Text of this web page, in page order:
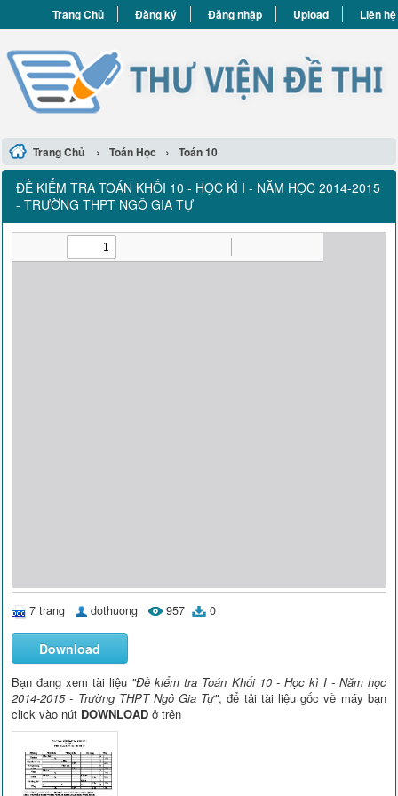
Trang Chủ Đăng ký Đăng nhập Upload Liên hệ
Trang Chủ › Toán Học › Toán 10
ĐỀ KIỂM TRA TOÁN KHỐI 10 - HỌC KÌ I - NĂM HỌC 2014-2015
- TRƯỜNG THPT NGÔ GIA TỰ
7 trang dothuong 957 0
Download
Bạn đang xem tài liệu "Đề kiểm tra Toán Khối 10 - Học kì I - Năm học
2014-2015 - Trường THPT Ngô Gia Tự", để tải tài liệu gốc về máy bạn
click vào nút DOWNLOAD ở trên